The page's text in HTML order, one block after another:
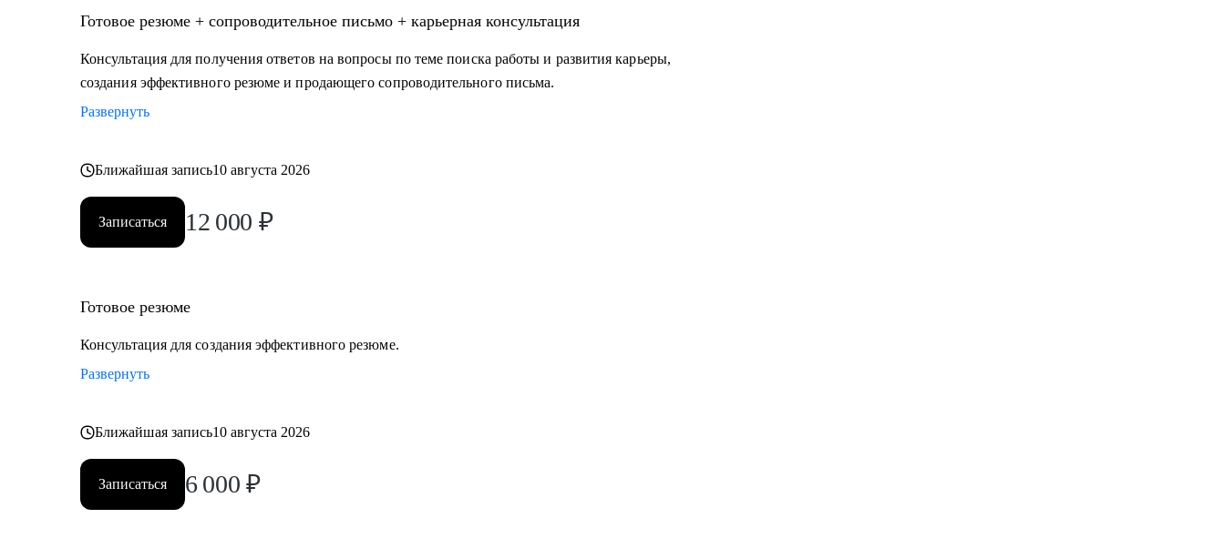
Тестирование, Техническая поддержка, Прикладное и системное администрирование, DevOps,
Продуктовый и Проектный менеджмент, Системная аналитика
• HR и рекрутерам
Готовое резюме + сопроводительное письмо + карьерная консультация
Консультация для получения ответов на вопросы по теме поиска работы и развития карьеры,
создания эффективного резюме и продающего сопроводительного письма.
Развернуть
Ближайшая запись10 августа 2026
Записаться 12 000 ₽
Готовое резюме
Консультация для создания эффективного резюме.
Развернуть
Ближайшая запись10 августа 2026
Записаться 6 000 ₽